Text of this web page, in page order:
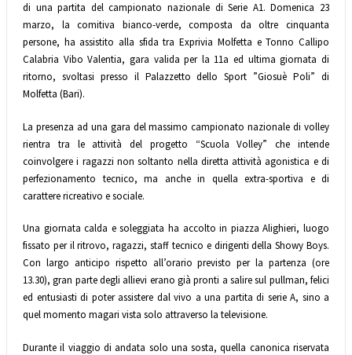
di una partita del campionato nazionale di Serie A1. Domenica 23
marzo, la comitiva bianco-verde, composta da oltre cinquanta
persone, ha assistito alla sfida tra Exprivia Molfetta e Tonno Callipo
Calabria Vibo Valentia, gara valida per la 11a ed ultima giornata di
ritorno, svoltasi presso il Palazzetto dello Sport ”Giosuè Poli” di
Molfetta (Bari).
La presenza ad una gara del massimo campionato nazionale di volley
rientra tra le attività del progetto “Scuola Volley” che intende
coinvolgere i ragazzi non soltanto nella diretta attività agonistica e di
perfezionamento tecnico, ma anche in quella extra-sportiva e di
carattere ricreativo e sociale.
Una giornata calda e soleggiata ha accolto in piazza Alighieri, luogo
fissato per il ritrovo, ragazzi, staff tecnico e dirigenti della Showy Boys.
Con largo anticipo rispetto all’orario previsto per la partenza (ore
13.30), gran parte degli allievi erano già pronti a salire sul pullman, felici
ed entusiasti di poter assistere dal vivo a una partita di serie A, sino a
quel momento magari vista solo attraverso la televisione.
Durante il viaggio di andata solo una sosta, quella canonica riservata